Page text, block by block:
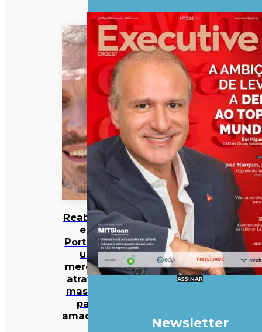
Reabilitar
em
Portugal:
um
mercado
atrativo,
mas não
para
amadores
ASSINAR
Newsletter